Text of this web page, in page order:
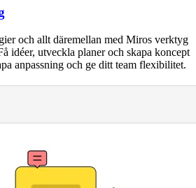
och allt däremellan med Miros verktyg
idéer, utveckla planer och skapa koncept
anpassning och ge ditt team flexibilitet.